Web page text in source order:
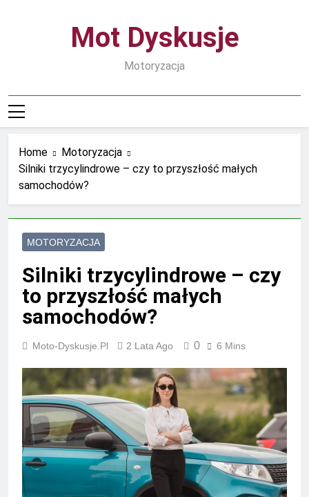
Mot Dyskusje
Motoryzacja
Home
Motoryzacja
Silniki trzycylindrowe – czy to przyszłość małych
samochodów?
MOTORYZACJA
Silniki trzycylindrowe – czy
to przyszłość małych
samochodów?
Moto-Dyskusje.pl 2 Lata Ago 0 6 Mins